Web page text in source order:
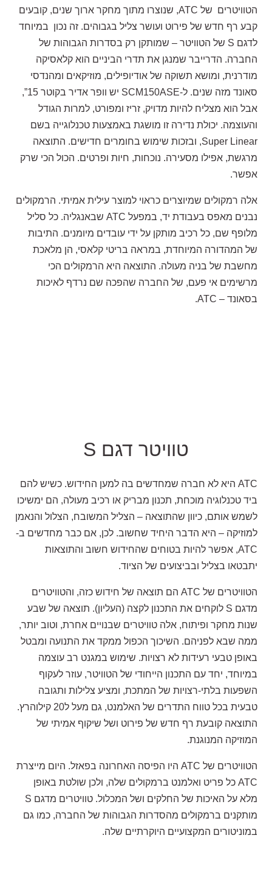
הטוויטרים של ATC, שנוצרו מתוך מחקר ארוך שנים, קובעים
קבע רף חדש של פירוט ועושר צליל בגבוהים. זה נכון במיוחד
לדגם S של הטוויטר – שמותקן רק בסדרות הגבוהות של
החברה. הדרייבר שמנגן את תדרי הביניים הוא קלאסיקה
מודרנית, ומושא תשוקה של אודיופילים, מוזיקאים ומהנדסי
סאונד מזה שנים. ל-SCM150ASE יש וופר אדיר בקוטר 15”,
אבל הוא מצליח להיות מדויק, זריז ומפורט, למרות הגודל
והעוצמה. יכולת נדירה זו מושגת באמצעות טכנלוגייה בשם
Super Linear, ובזכות שימוש בחומרים חדישים. התוצאה
מרגשת, אפילו מסעירה. נוכחות, חיות ופרטים. הכול הכי שרק
אפשר.
אלה רמקולים שמיוצרים כראוי למוצר עילית אמיתי. הרמקולים
נבנים מאפס בעבודת יד, במפעל ATC שבאנגליה. כל סליל
מלופף שם, כל רכיב מותקן על ידי עובדים מיומנים. התיבות
של המהדורה המיוחדת, במראה בריטי קלאסי, הן מלאכת
מחשבת של בניה מעולה. התוצאה היא הרמקולים הכי
מרשימים אי פעם, של החברה שהפכה שם נרדף לאיכות
בסאונד – ATC.
טוויטר דגם S
ATC היא לא חברה שמחדשים בה למען החידוש. כשיש להם
ביד טכנלוגיה מוכחת, תכנון מבריק או רכיב מעולה, הם ימשיכו
לשמש אותם, כיוון שהתוצאה – הצליל המשובח, הצלול והנאמן
למוזיקה – היא הדבר היחיד שחשוב. לכן, אם כבר מחדשים ב-
ATC, אפשר להיות בטוחים שהחידוש חשוב והתוצאות
יתבטאו בצליל ובביצועים של הציוד.
הטוויטרים של ATC הם תוצאה של חידוש כזה, והטוויטרים
מדגם S לוקחים את התכנון לקצה (העליון). תוצאה של שבע
שנות מחקר ופיתוח, אלה טוויטרים שבנויים אחרת, וטוב יותר,
ממה שבא לפניהם. השיכוך הכפול ממקד את התנועה ומבטל
באופן טבעי רעידות לא רצויות. שימוש במגנט רב עוצמה
במיוחד, יחד עם התכנון הייחודי של הטוויטר, עוזר לעקוף
השפעות בלתי-רצויות של המתכת, ומציע צלילות ותגובה
טבעית בכל טווח התדרים של האלמנט, גם מעל ל20 קילוהרץ.
התוצאה קובעת רף חדש של פירוט ושל שיקוף אמיתי של
המוזיקה המנוגנת.
הטוויטרים של ATC היו הפיסה האחרונה בפאזל. היום מייצרת
ATC כל פריט ואלמנט ברמקולים שלה, ולכן שולטת באופן
מלא על האיכות של החלקים ושל המכלול. טוויטרים מדגם S
מותקנים ברמקולים מהסדרות הגבוהות של החברה, כמו גם
במוניטורים המקצועיים היוקרתיים שלה.